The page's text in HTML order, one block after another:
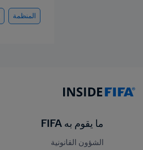
المنظمة
ما يقوم به FIFA
الشؤون القانونية